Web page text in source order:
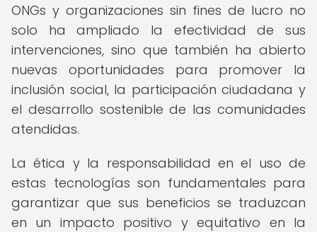
ONGs y organizaciones sin fines de lucro no
solo ha ampliado la efectividad de sus
intervenciones, sino que también ha abierto
nuevas oportunidades para promover la
inclusión social, la participación ciudadana y
el desarrollo sostenible de las comunidades
atendidas.
La ética y la responsabilidad en el uso de
estas tecnologías son fundamentales para
garantizar que sus beneficios se traduzcan
en un impacto positivo y equitativo en la